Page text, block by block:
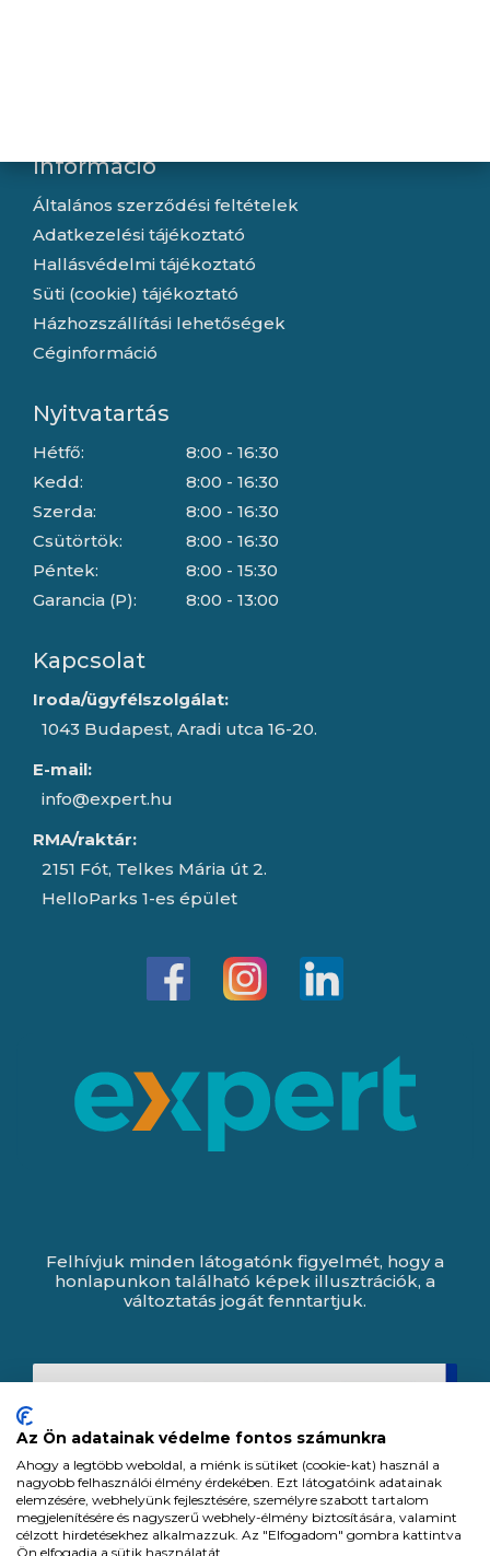
Információ
Általános szerződési feltételek
Adatkezelési tájékoztató
Hallásvédelmi tájékoztató
Süti (cookie) tájékoztató
Házhozszállítási lehetőségek
Céginformáció
Nyitvatartás
Hétfő:
Kedd:
Szerda:
Csütörtök:
Péntek:
Garancia (P):
8:00 - 16:30
8:00 - 16:30
8:00 - 16:30
8:00 - 16:30
8:00 - 15:30
8:00 - 13:00
Kapcsolat
Iroda/ügyfélszolgálat:
1043 Budapest, Aradi utca 16-20.
E-mail:
info@expert.hu
RMA/raktár:
2151 Fót, Telkes Mária út 2.
HelloParks 1-es épület
Felhívjuk minden látogatónk figyelmét, hogy a
honlapunkon található képek illusztrációk, a
változtatás jogát fenntartjuk.
Az Ön adatainak védelme fontos számunkra
Ahogy a legtöbb weboldal, a miénk is sütiket (cookie-kat) használ a
nagyobb felhasználói élmény érdekében. Ezt látogatóink adatainak
elemzésére, webhelyünk fejlesztésére, személyre szabott tartalom
megjelenítésére és nagyszerű webhely-élmény biztosítására, valamint
célzott hirdetésekhez alkalmazzuk. Az "Elfogadom" gombra kattintva
Ön elfogadja a sütik használatát.